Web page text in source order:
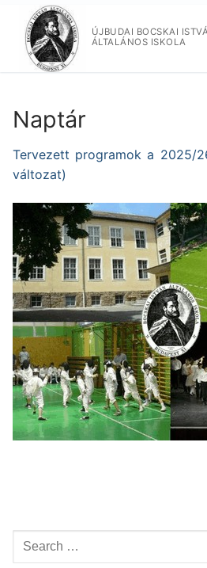
tartalomra
ÚJBUDAI BOCSKAI
ÁLTALÁNOS ISKOLA
Naptár
Tervezett programok a 2025/
változat)
Keresése: